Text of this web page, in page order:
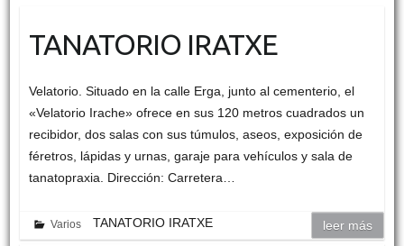
TANATORIO IRATXE
Velatorio. Situado en la calle Erga, junto al cementerio, el
«Velatorio Irache» ofrece en sus 120 metros cuadrados un
recibidor, dos salas con sus túmulos, aseos, exposición de
féretros, lápidas y urnas, garaje para vehículos y sala de
tanatopraxia. Dirección: Carretera…
Varios TANATORIO IRATXE leer más